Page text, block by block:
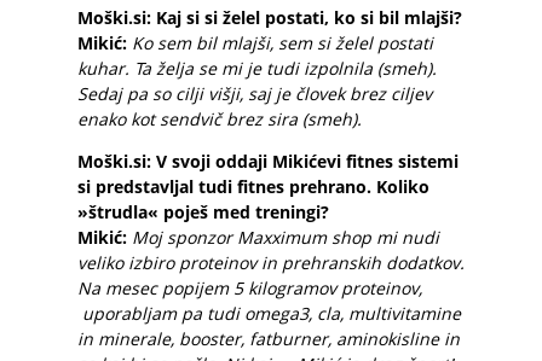
Moški.si: Kaj si si želel postati, ko si bil mlajši?
Mikić: Ko sem bil mlajši, sem si želel postati
kuhar. Ta želja se mi je tudi izpolnila (smeh).
Sedaj pa so cilji višji, saj je človek brez ciljev
enako kot sendvič brez sira (smeh).
Moški.si: V svoji oddaji Mikićevi fitnes sistemi
si predstavljal tudi fitnes prehrano. Koliko
»štrudla« poješ med treningi?
Mikić: Moj sponzor Maxximum shop mi nudi
veliko izbiro proteinov in prehranskih dodatkov.
Na mesec popijem 5 kilogramov proteinov,
uporabljam pa tudi omega3, cla, multivitamine
in minerale, booster, fatburner, aminokisline in